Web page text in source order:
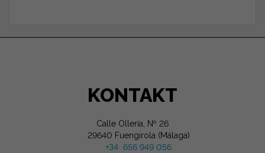
KONTAKT
Calle Ollería, Nº 26
29640 Fuengirola (Málaga)
+34 656 949 056